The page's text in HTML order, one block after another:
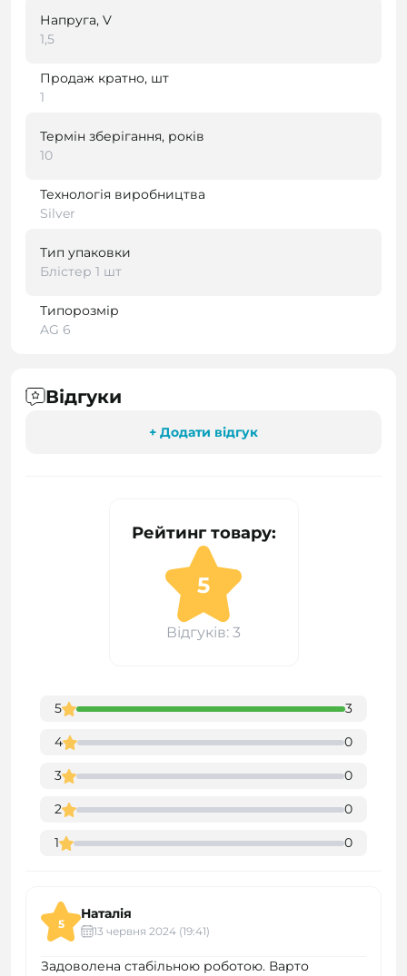
Напруга, V
1,5
Продаж кратно, шт
1
Термін зберігання, років
10
Технологія виробництва
Silver
Тип упаковки
Блістер 1 шт
Типорозмір
AG 6
Відгуки
+ Додати відгук
Рейтинг товару:
5
Відгуків: 3
5 3
4 0
3 0
2 0
1 0
5
Наталія
13 червня 2024 (19:41)
Задоволена стабільною роботою. Варто